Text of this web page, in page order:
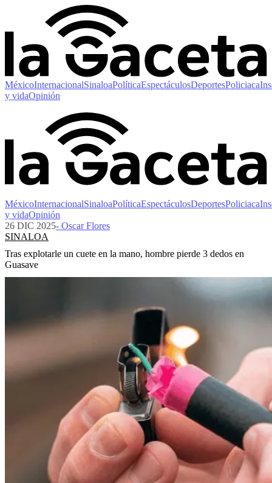
MéxicoInternacionalSinaloaPolíticaEspectáculosDeportesPoliciaca
y vidaOpinión
MéxicoInternacionalSinaloaPolíticaEspectáculosDeportesPoliciaca
y vidaOpinión
26 DIC 2025- Oscar Flores
SINALOA
Tras explotarle un cuete en la mano, hombre pierde 3 dedos en
Guasave